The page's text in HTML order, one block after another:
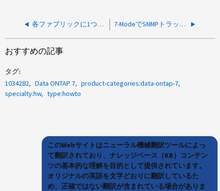
各ファブリックに1つのISLを使用して7-ModeファブリックMetroClusterのファブリック間でISLを交換する方法 7-ModeでSNMPトラップをテストする方法
おすすめの記事
タグ
1034282
Data ONTAP 7
product-categories:data-ontap-7
specialty:hw
type:howto
このWebサイトはニューラル機械翻訳ツールによっ
て翻訳されており、ナレッジベース（KB）コンテン
ツの基本的な理解を目的として提供されています。
オリジナルの英語を文字どおりに翻訳しているた
め、正確ではない翻訳が含まれている場合がありま